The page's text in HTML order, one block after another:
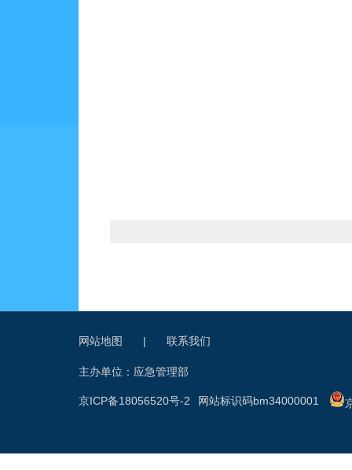
网站地图 | 联系我们
主办单位：应急管理部
网站标识码bm34000001
京ICP备18056520号-2